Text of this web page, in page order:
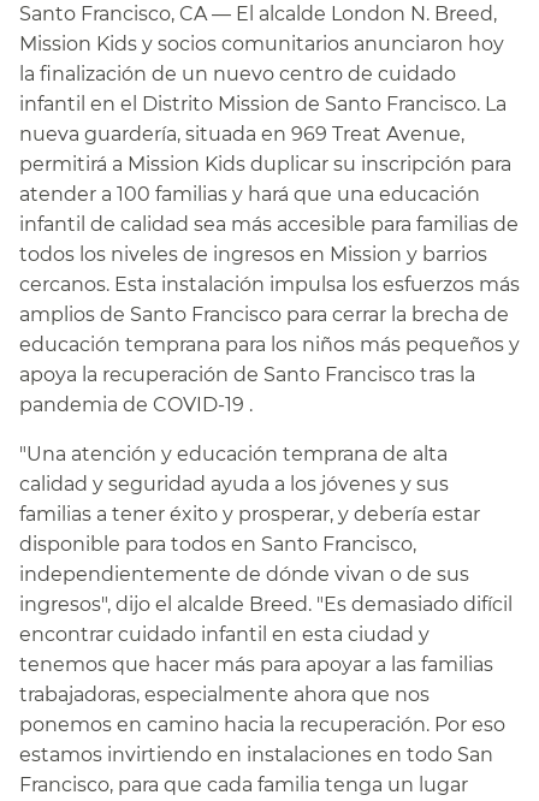
Santo Francisco, CA — El alcalde London N. Breed,
Mission Kids y socios comunitarios anunciaron hoy
la finalización de un nuevo centro de cuidado
infantil en el Distrito Mission de Santo Francisco. La
nueva guardería, situada en 969 Treat Avenue,
permitirá a Mission Kids duplicar su inscripción para
atender a 100 familias y hará que una educación
infantil de calidad sea más accesible para familias de
todos los niveles de ingresos en Mission y barrios
cercanos. Esta instalación impulsa los esfuerzos más
amplios de Santo Francisco para cerrar la brecha de
educación temprana para los niños más pequeños y
apoya la recuperación de Santo Francisco tras la
pandemia de COVID-19 .​​
"Una atención y educación temprana de alta
calidad y seguridad ayuda a los jóvenes y sus
familias a tener éxito y prosperar, y debería estar
disponible para todos en Santo Francisco,
independientemente de dónde vivan o de sus
ingresos", dijo el alcalde Breed. "Es demasiado difícil
encontrar cuidado infantil en esta ciudad y
tenemos que hacer más para apoyar a las familias
trabajadoras, especialmente ahora que nos
ponemos en camino hacia la recuperación. Por eso
estamos invirtiendo en instalaciones en todo San
Francisco, para que cada familia tenga un lugar